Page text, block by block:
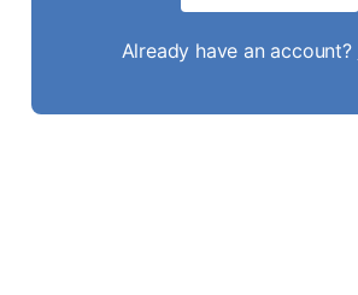
Already have an account?